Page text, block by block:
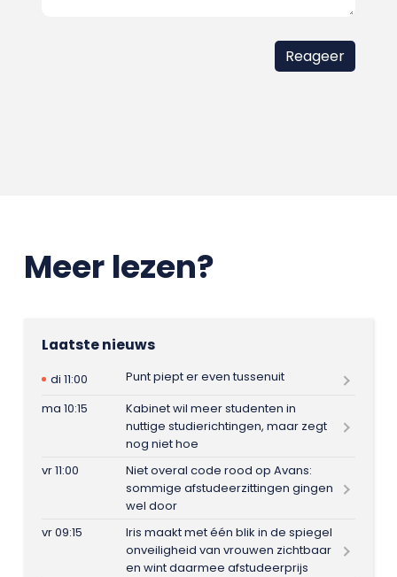
Meer lezen?
Laatste nieuws
di 11:00
Punt piept er even tussenuit
ma 10:15
Kabinet wil meer studenten in
nuttige studierichtingen, maar zegt
nog niet hoe
vr 11:00
Niet overal code rood op Avans:
sommige afstudeerzittingen gingen
wel door
vr 09:15
Iris maakt met één blik in de spiegel
onveiligheid van vrouwen zichtbaar
en wint daarmee afstudeerprijs